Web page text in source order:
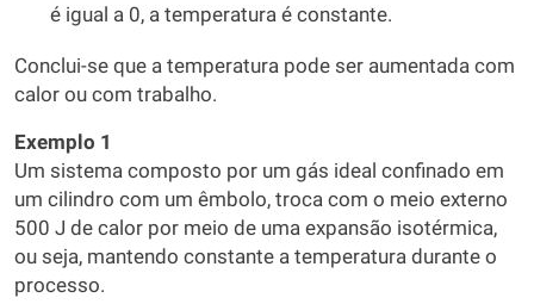
é igual a 0, a temperatura é constante.
Conclui-se que a temperatura pode ser aumentada com
calor ou com trabalho.
Exemplo 1
Um sistema composto por um gás ideal confinado em
um cilindro com um êmbolo, troca com o meio externo
500 J de calor por meio de uma expansão isotérmica,
ou seja, mantendo constante a temperatura durante o
processo.